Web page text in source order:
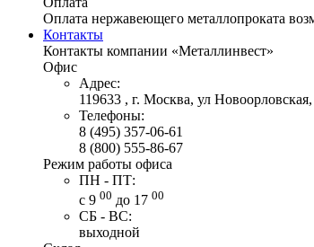
Оплата нержавеющего металлопроката
Контакты
Контакты компании «Металлинвест»
Офис
Адрес:
119633 , г. Москва, ул
Телефоны:
8 (495) 357-06-61
8 (800) 555-86-67
Режим работы офиса
ПН - ПТ:
с 9 00 до 17 00
СБ - ВС:
выходной